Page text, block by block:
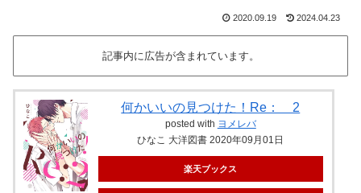
2020.09.19 2024.04.23
記事内に広告が含まれています。
何かいいの見つけた！Re： 2
posted with ヨメレバ
ひなこ 大洋図書 2020年09月01日
楽天ブックス